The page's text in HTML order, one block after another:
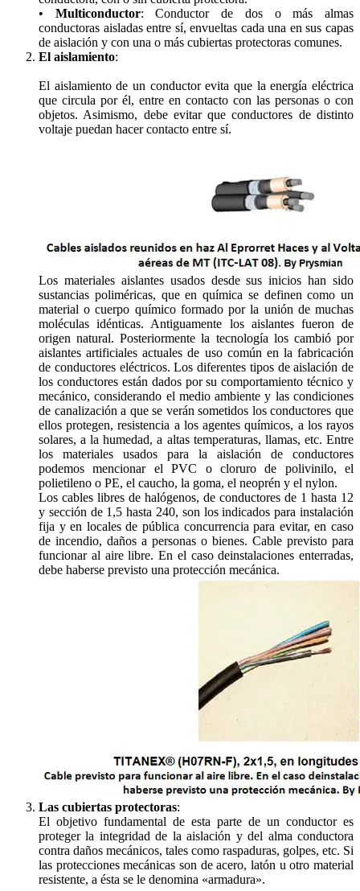
• Multiconductor: Conductor de dos o más almas
conductoras aisladas entre sí, envueltas cada una en sus capas
de aislación y con una o más cubiertas protectoras comunes.
El aislamiento:
El aislamiento de un conductor evita que la energía eléctrica
que circula por él, entre en contacto con las personas o con
objetos. Asimismo, debe evitar que conductores de distinto
voltaje puedan hacer contacto entre sí.
Los materiales aislantes usados desde sus inicios han sido
sustancias poliméricas, que en química se definen como un
material o cuerpo químico formado por la unión de muchas
moléculas idénticas. Antiguamente los aislantes fueron de
origen natural. Posteriormente la tecnología los cambió por
aislantes artificiales actuales de uso común en la fabricación
de conductores eléctricos. Los diferentes tipos de aislación de
los conductores están dados por su comportamiento técnico y
mecánico, considerando el medio ambiente y las condiciones
de canalización a que se verán sometidos los conductores que
ellos protegen, resistencia a los agentes químicos, a los rayos
solares, a la humedad, a altas temperaturas, llamas, etc. Entre
los materiales usados para la aislación de conductores
podemos mencionar el PVC o cloruro de polivinilo, el
polietileno o PE, el caucho, la goma, el neoprén y el nylon.
Los cables libres de halógenos, de conductores de 1 hasta 12
y sección de 1,5 hasta 240, son los indicados para instalación
fija y en locales de pública concurrencia para evitar, en caso
de incendio, daños a personas o bienes. Cable previsto para
funcionar al aire libre. En el caso deinstalaciones enterradas,
debe haberse previsto una protección mecánica.
Las cubiertas protectoras:
El objetivo fundamental de esta parte de un conductor es
proteger la integridad de la aislación y del alma conductora
contra daños mecánicos, tales como raspaduras, golpes, etc. Si
las protecciones mecánicas son de acero, latón u otro material
resistente, a ésta se le denomina «armadura».